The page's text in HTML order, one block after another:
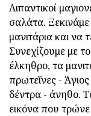
Λιπαντικοί
σαλάτα. Ξεκινάμε
μανιτάρια και να
Συνεχίζουμε με
έλκηθρο, τα
πρωτεΐνες -
δέντρα - άνηθο.
εικόνα που